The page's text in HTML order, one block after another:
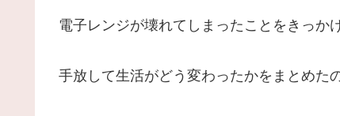
電子レンジが壊れてしまったことをきっか
手放して生活がどう変わったかをまとめた